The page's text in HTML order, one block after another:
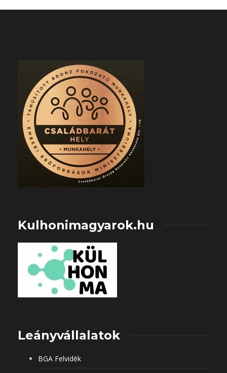
Kulhonimagyarok.hu
Leányvállalatok
BGA Felvidék